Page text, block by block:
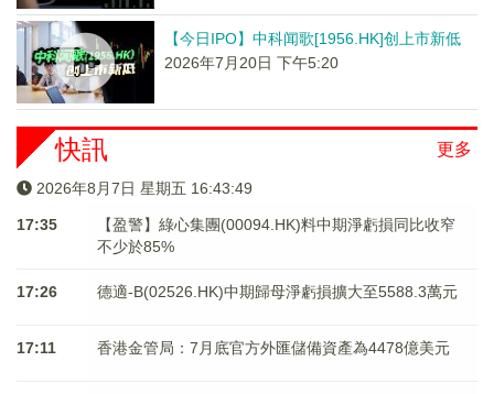
【今日IPO】中科闻歌[1956.HK]创上市新低
2026年7月20日 下午5:20
更多
快訊
2026年8月7日 星期五 16:43:49
17:35
【盈警】綠心集團(00094.HK)料中期淨虧損同比收窄
不少於85%
17:26 德適-B(02526.HK)中期歸母淨虧損擴大至5588.3萬元
17:11 香港金管局：7月底官方外匯儲備資產為4478億美元